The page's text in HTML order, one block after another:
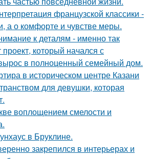
французской классики -
а о комфорте и чувстве меры.
к деталям - именно так
который начался с
в полноценный семейный дом.
в историческом центре Казани
для девушки, которая
воплощением смелости и
в Бруклине.
закрепился в интерьерах и